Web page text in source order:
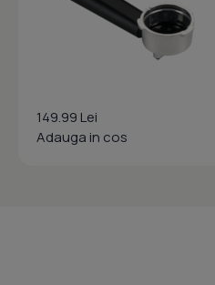
149.99 Lei
Adauga in cos